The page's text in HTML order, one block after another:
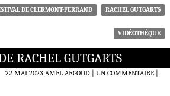
DE CLERMONT-FERRAND RACHEL GUTGARTS
VIDÉOTHÈQUE
RACHEL GUTGARTS
22 MAI 2023 AMEL ARGOUD UN COMMENTAIRE|